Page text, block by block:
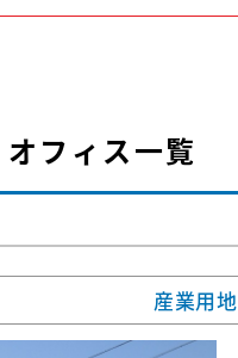
フィス一覧
産業用地